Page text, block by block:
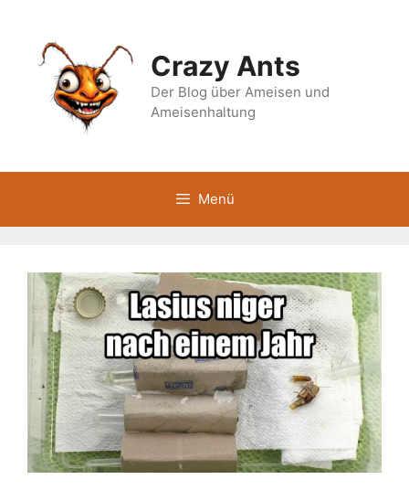
springen
Crazy Ants
Der Blog über Ameisen und
Ameisenhaltung
Menü